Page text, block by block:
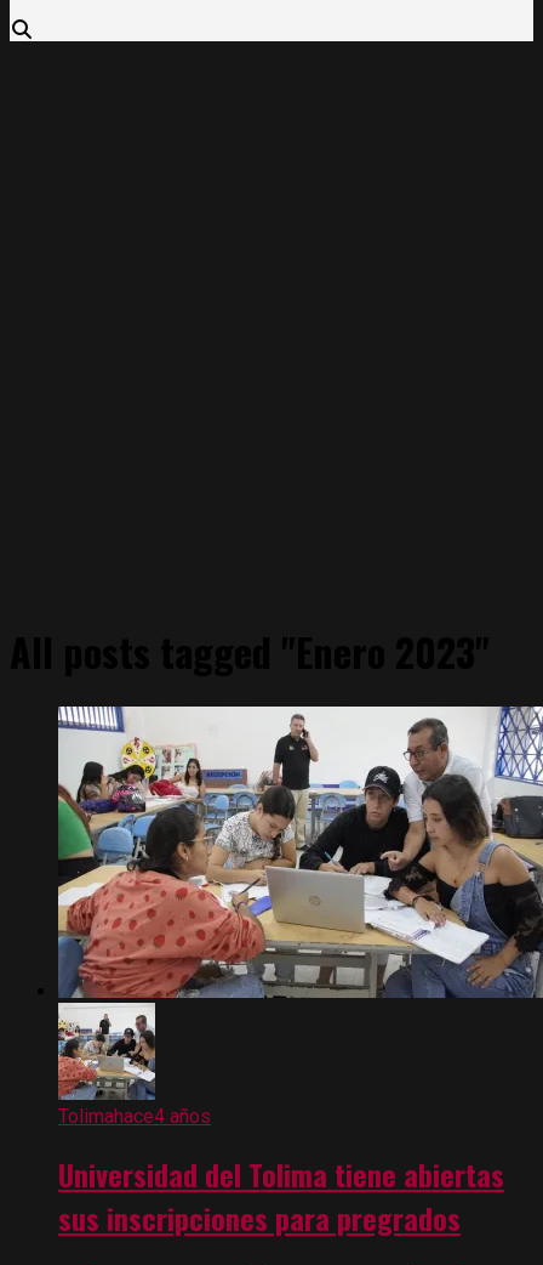
Tolimahace4 años
Universidad del Tolima tiene abiertas
sus inscripciones para pregrados